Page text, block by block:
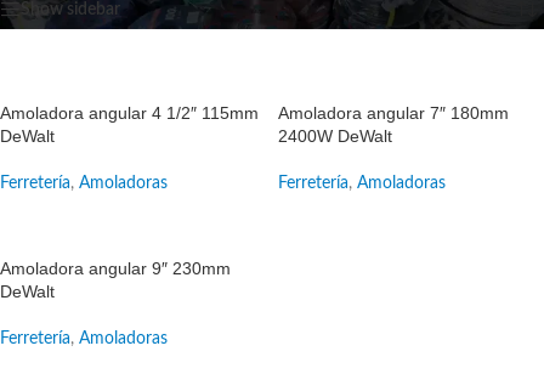
Show sidebar
Amoladora angular 4 1/2″ 115mm
DeWalt
Ferretería, Amoladoras
Amoladora angular 7″ 180mm
2400W DeWalt
Ferretería, Amoladoras
Amoladora angular 9″ 230mm
DeWalt
Ferretería, Amoladoras